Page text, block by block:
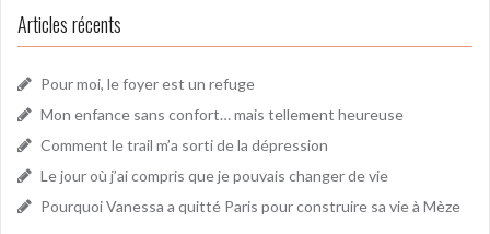
Articles récents
Pour moi, le foyer est un refuge
Mon enfance sans confort… mais tellement heureuse
Comment le trail m’a sorti de la dépression
Le jour où j’ai compris que je pouvais changer de vie
Pourquoi Vanessa a quitté Paris pour construire sa vie à Mèze